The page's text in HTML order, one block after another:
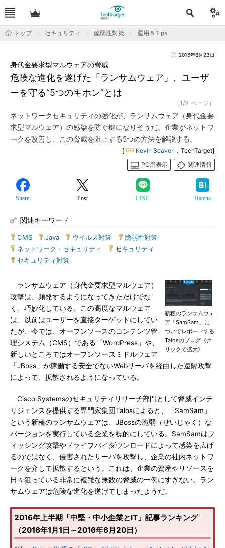
トップ セキュリティ 脆弱性対策 運用＆Tips
2016年6月23日
危険な進化を遂げた「ランサムウェア」、ユーザ
ーを守る“5つのキホン”とは
身代金要求型マルウェアの脅威
（1/2 ページ）
ネットワークセキュリティの強化が、ランサムウェア（身代金要
求型マルウェア）の感染を防ぐ鍵になりそうだ。企業がネットワ
ークを改善し、この脅威を阻止する5つの方法を解説する。
[ Kevin Beaver ，TechTarget]
PC用表示
関連情報
Share Post LINE Hatena
関連キーワード
CMS Java ウイルス対策 脆弱性対策
ネットワーク・セキュリティ
セキュリティ
セキュリティ対策
新種のランサムウェ
ア「SamSam」に
ついてレポートする
Talosのブログ《ク
リックで拡大》
ランサムウェア（身代金要求型マルウェア）
攻撃は、頻発するようになってきただけでな
く、巧妙化している。この高度なマルウェア
は、以前はユーザーを直接ターゲットにしてい
たが、今では、オープンソースのコンテンツ管
理システム（CMS）である「WordPress」や、
新しいところではオープンソースミドルウェア
「JBoss」が稼働する安全でないWebサーバを経由した遠隔攻撃
によって、拡散されるようになっている。
Cisco Systemsのセキュリティリサーチ部門として脅威インテ
リジェンスを提供する専門家集団Talosによると、「SamSam」
という新種のランサムウェアは、JBossの脆弱（ぜいじゃく）な
バージョンを実行している企業を標的にしている。SamSamはフ
ィッシング攻撃やドライブバイダウンロードによって感染を広げ
るのではなく、侵害されたサーバを攻撃し、企業の社内ネットワ
ークを介して拡散するという。これは、企業の資産やリソースを
日々狙っている非常に複雑な無数の脅威の一例にすぎない。ラン
サムウェアは危険な進化を遂げてしまったようだ。
2016年上半期「中堅・中小企業とIT」記事ランキング
（2016年1月1日～2016年6月20日）